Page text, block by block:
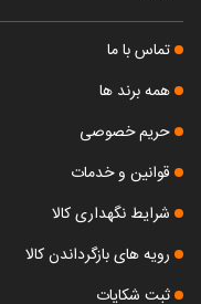
تماس با ما
همه برند ها
حریم خصوصی
قوانین و خدمات
شرایط نگهداری کالا
رویه های بازگرداندن کالا
ثبت شکایات